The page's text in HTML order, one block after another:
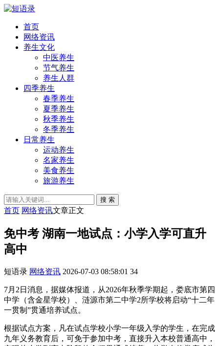
首页
网络资讯
养生文化
中医养生
节气养生
养生人群
四季养生
春季养生
夏季养生
秋季养生
冬季养生
日常养生
运动养生
名家养生
美食养生
旅游养生
搜 索
首页 网络资讯文章正文
免中考 湖南一地试点：小学入学可直升
高中
短语录 网络资讯 2026-07-03 08:58:01 34
7月2日消息，据媒体报道，从2026年秋季学期起，娄底市第四
中学（含金星学校）、涟源市第二中学2所学校将启动“十二年
一贯制”贯通培养试点。
根据试点方案，凡在试点学校小学一年级入学的学生，在完成
九年义务教育后，可免于参加中考，直接升入本校普通高中，